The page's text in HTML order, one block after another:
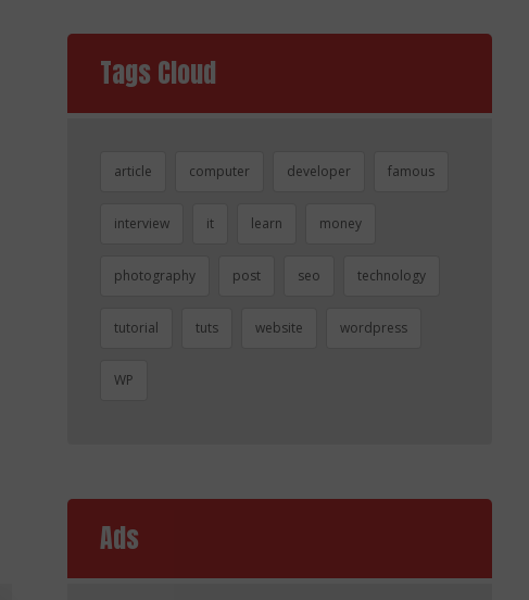
Tags Cloud
article computer developer famous
interview it learn money
photography post seo technology
tutorial tuts website wordpress
WP
Ads